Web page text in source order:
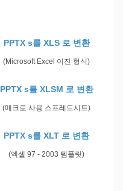
PPTX s를 XLS 로 변환
(Microsoft Excel 이진 형식)
PPTX s를 XLSM 로 변환
(매크로 사용 스프레드시트)
PPTX s를 XLT 로 변환
(엑셀 97 - 2003 템플릿)